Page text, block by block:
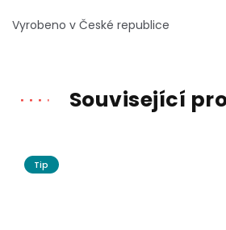
Vyrobeno v České republice
Související
Tip